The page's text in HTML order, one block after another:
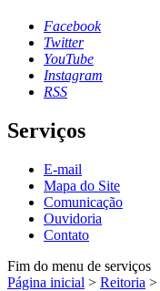
Facebook
Twitter
YouTube
Instagram
RSS
Serviços
E-mail
Mapa do Site
Comunicação
Ouvidoria
Contato
Fim do menu de serviços
Página inicial > Reitoria >